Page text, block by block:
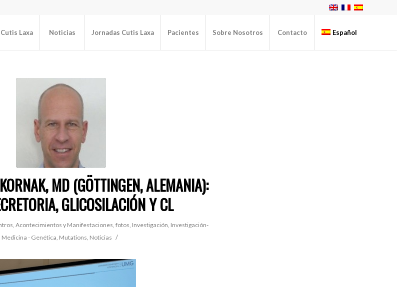
Cutis Laxa Noticias Jornadas Cutis Laxa Pacientes Sobre Nosotros Contacto Español
MD (GÖTTINGEN, ALEMANIA):
GLICOSILACIÓN Y CL
Acontecimientos y Manifestaciones, fotos, Investigación, Investigación-
Medicina - Genética, Mutations, Noticias /